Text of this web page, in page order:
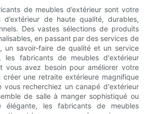
de meubles d’extérieur sont votre
de haute qualité, durables,
Des vastes sélections de produits
en passant par des services de
un savoir-faire de qualité et un service
les fabricants de meubles d'extérieur
vous avez besoin pour améliorer votre
une retraite extérieure magnifique
vous recherchiez un canapé d'extérieur
de salle à manger sophistiqué ou
élégante, les fabricants de meubles